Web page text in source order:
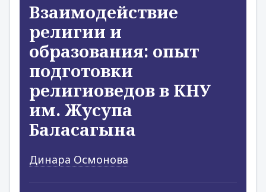
Взаимодействие
религии и
образования: опыт
подготовки
религиоведов в КНУ
им. Жусупа
Баласагына
Динара Осмонова